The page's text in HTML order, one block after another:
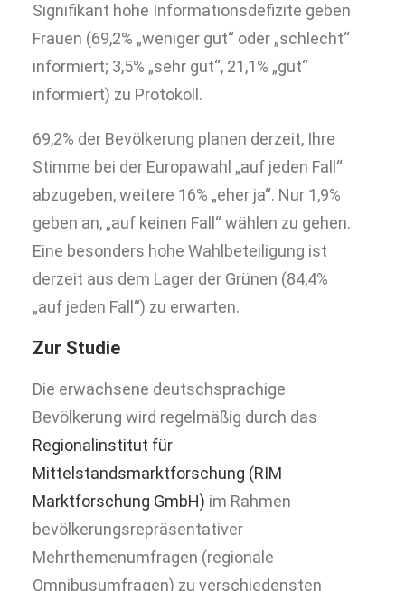
Signifikant hohe Informationsdefizite geben
Frauen (69,2% „weniger gut“ oder „schlecht“
informiert; 3,5% „sehr gut“, 21,1% „gut“
informiert) zu Protokoll.
69,2% der Bevölkerung planen derzeit, Ihre
Stimme bei der Europawahl „auf jeden Fall“
abzugeben, weitere 16% „eher ja“. Nur 1,9%
geben an, „auf keinen Fall“ wählen zu gehen.
Eine besonders hohe Wahlbeteiligung ist
derzeit aus dem Lager der Grünen (84,4%
„auf jeden Fall“) zu erwarten.
Zur Studie
Die erwachsene deutschsprachige
Bevölkerung wird regelmäßig durch das
Regionalinstitut für
Mittelstandsmarktforschung (RIM
Marktforschung GmbH) im Rahmen
bevölkerungsrepräsentativer
Mehrthemenumfragen (regionale
Omnibusumfragen) zu verschiedensten